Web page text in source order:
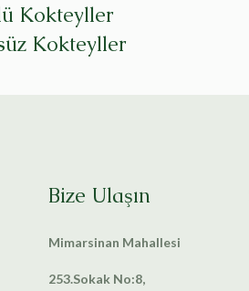
Kokteyller
Kokteyller
Bize Ulaşın
Mimarsinan Mahallesi
253.Sokak No:8,